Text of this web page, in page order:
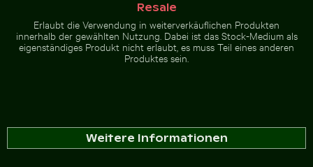
Resale
Erlaubt die Verwendung in weiterverkäuflichen Produkten
innerhalb der gewählten Nutzung. Dabei ist das Stock-Medium als
eigenständiges Produkt nicht erlaubt, es muss Teil eines anderen
Produktes sein.
Weitere Informationen